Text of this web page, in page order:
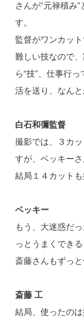
さんが“元禄積み
す。
監督がワンカッ
難しい技なので
ら“技”、仕事行
活を送り、なん
白石和彌監督
撮影では、３カ
すが、ベッキー
結局１４カットも
ベッキー
もう、大迷惑だ
っとうまくできる
斎藤さんもずっ
斎藤 工
結局、使ったの